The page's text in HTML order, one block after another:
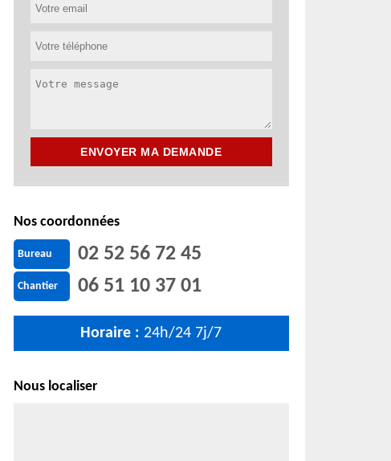
Nos coordonnées
Bureau 02 52 56 72 45
Chantier 06 51 10 37 01
Horaire : 24h/24 7j/7
Nous localiser